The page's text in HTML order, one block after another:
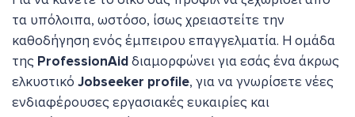
τα υπόλοιπα, ωστόσο, ίσως χρειαστείτε την
καθοδήγηση ενός έμπειρου επαγγελματία. Η ομάδα
της ProfessionAidδιαμορφώνει για εσάς ένα άκρως
ελκυστικό Jobseeker profile, για να γνωρίσετε νέες
ενδιαφέρουσες εργασιακές ευκαιρίες και